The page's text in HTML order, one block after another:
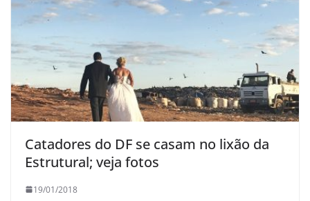
Catadores do DF se casam no lixão da
Estrutural; veja fotos
19/01/2018